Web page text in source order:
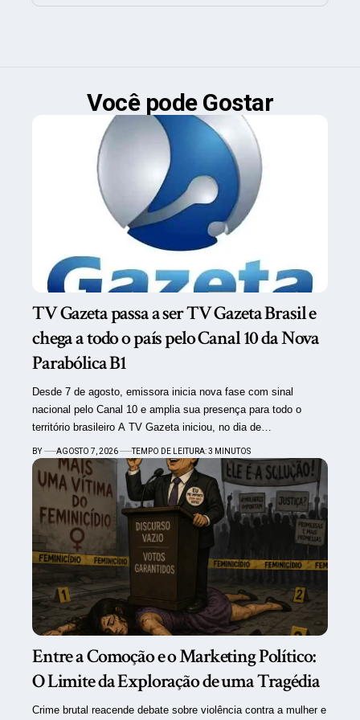
Você pode Gostar
TV Gazeta passa a ser TV Gazeta Brasil e
chega a todo o país pelo Canal 10 da Nova
Parabólica B1
Desde 7 de agosto, emissora inicia nova fase com sinal
nacional pelo Canal 10 e amplia sua presença para todo o
território brasileiro A TV Gazeta iniciou, no dia de…
BY AGOSTO 7, 2026 TEMPO DE LEITURA: 3 MINUTOS
Entre a Comoção e o Marketing Político:
O Limite da Exploração de uma Tragédia
Crime brutal reacende debate sobre violência contra a mulher e